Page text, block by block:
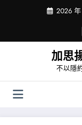
2026
加思
不以隱